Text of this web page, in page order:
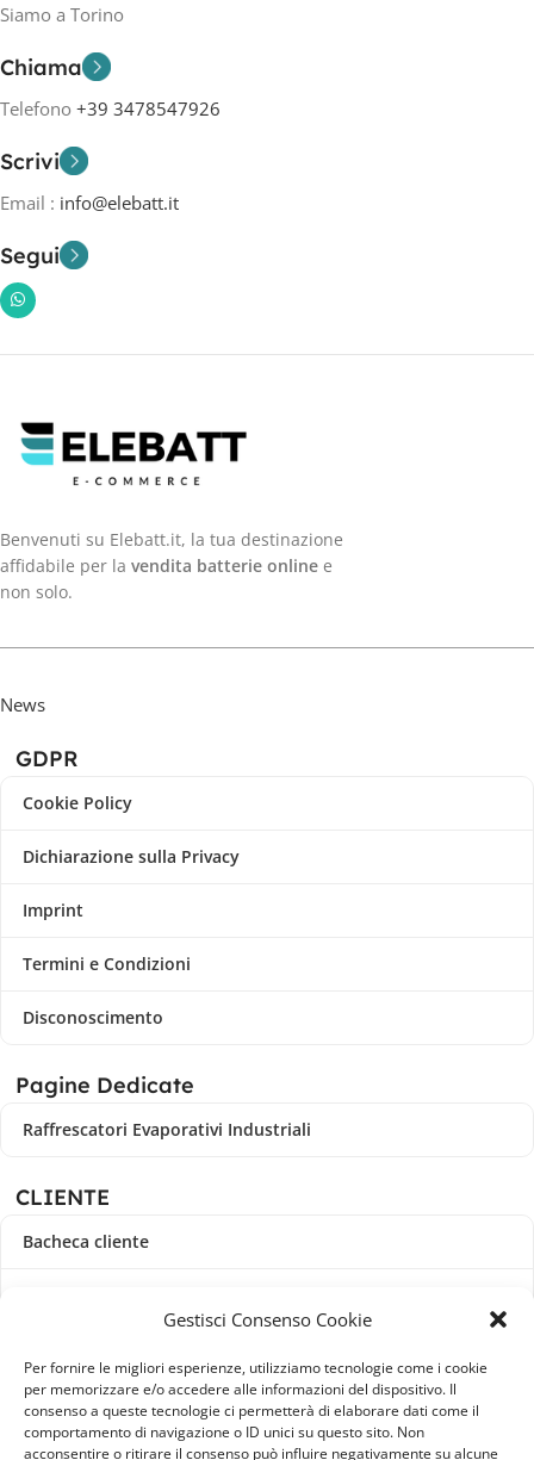
Gestisci Consenso Cookie
Per fornire le migliori esperienze, utilizziamo tecnologie come i cookie
per memorizzare e/o accedere alle informazioni del dispositivo. Il
consenso a queste tecnologie ci permetterà di elaborare dati come il
comportamento di navigazione o ID unici su questo sito. Non
acconsentire o ritirare il consenso può influire negativamente su alcune
Siamo a Torino
Chiama
Telefono +39 3478547926
Scrivi
Email : info@elebatt.it
Segui
Benvenuti su Elebatt.it, la tua destinazione
affidabile per la vendita batterie online e
non solo.
News
GDPR
Cookie Policy
Dichiarazione sulla Privacy
Imprint
Termini e Condizioni
Disconoscimento
Pagine Dedicate
Raffrescatori Evaporativi Industriali
CLIENTE
Bacheca cliente
Indirizzi